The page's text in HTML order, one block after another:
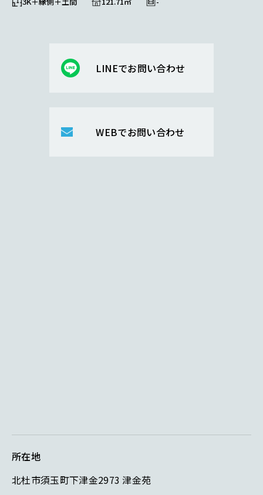
LINEでお問い合わせ
WEBでお問い合わせ
所在地
北杜市須玉町下津金2973 津金苑